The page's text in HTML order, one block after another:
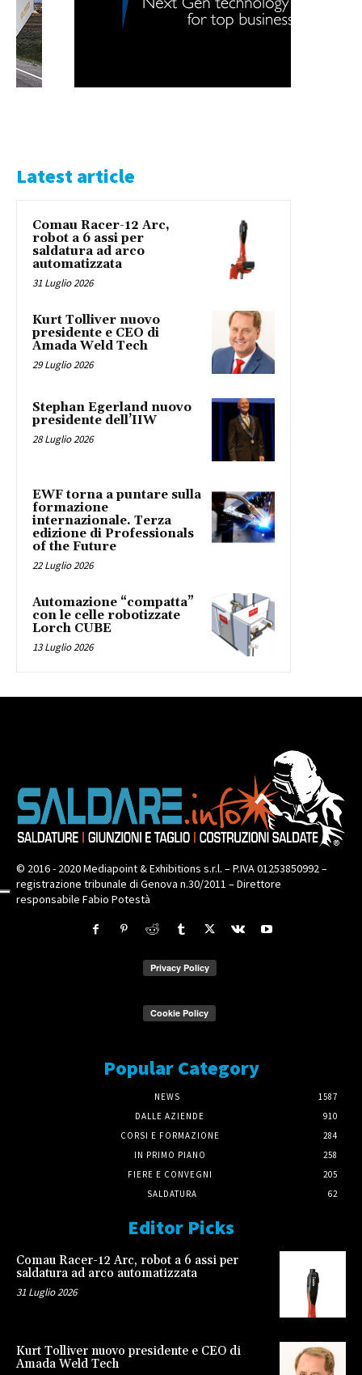
Latest article
Comau Racer-12 Arc,
robot a 6 assi per
saldatura ad arco
automatizzata
31 Luglio 2026
Kurt Tolliver nuovo
presidente e CEO di
Amada Weld Tech
29 Luglio 2026
Stephan Egerland nuovo
presidente dell’IIW
28 Luglio 2026
EWF torna a puntare sulla
formazione
internazionale. Terza
edizione di Professionals
of the Future
22 Luglio 2026
Automazione “compatta”
con le celle robotizzate
Lorch CUBE
13 Luglio 2026
© 2016 - 2020 Mediapoint & Exhibitions s.r.l. – P.IVA 01253850992 –
registrazione tribunale di Genova n.30/2011 – Direttore
responsabile Fabio Potestà
Popular Category
NEWS
1587
DALLE AZIENDE
910
CORSI E FORMAZIONE
284
IN PRIMO PIANO
258
FIERE E CONVEGNI
205
SALDATURA
62
Editor Picks
Comau Racer-12 Arc, robot a 6 assi per
saldatura ad arco automatizzata
31 Luglio 2026
Kurt Tolliver nuovo presidente e CEO di
Amada Weld Tech